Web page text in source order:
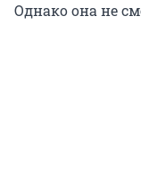
Однако она не